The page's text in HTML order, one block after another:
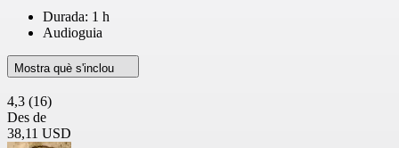
Durada: 1 h
Audioguia
Mostra què s'inclou
4,3 (16)
Des de
38,11 USD